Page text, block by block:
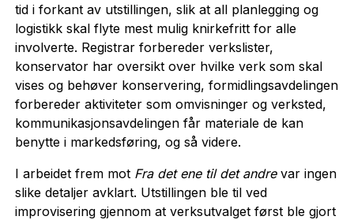
tid i forkant av utstillingen, slik at all planlegging og
logistikk skal flyte mest mulig knirkefritt for alle
involverte. Registrar forbereder verkslister,
konservator har oversikt over hvilke verk som skal
vises og behøver konservering, formidlingsavdelingen
forbereder aktiviteter som omvisninger og verksted,
kommunikasjonsavdelingen får materiale de kan
benytte i markedsføring, og så videre.
I arbeidet frem mot Fra det ene til det andre var ingen
slike detaljer avklart. Utstillingen ble til ved
improvisering gjennom at verksutvalget først ble gjort